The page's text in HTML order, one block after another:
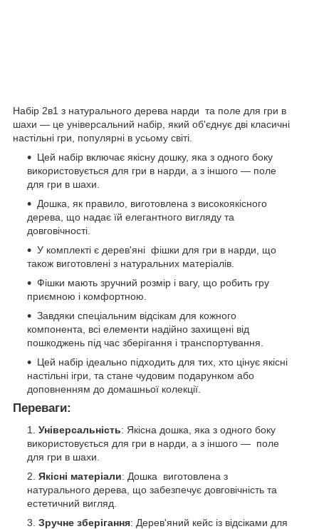
Набір 2в1 з натурального дерева нарди та поле для гри в
шахи — це універсальний набір, який об'єднує дві класичні
настільні гри, популярні в усьому світі.
Цей набір включає якісну дошку, яка з одного боку
використовується для гри в нарди, а з іншого — поле
для гри в шахи.
Дошка, як правило, виготовлена з високоякісного
дерева, що надає їй елегантного вигляду та
довговічності.
У комплекті є дерев'яні фішки для гри в нарди, що
також виготовлені з натуральних матеріалів.
Фішки мають зручний розмір і вагу, що робить гру
приємною і комфортною.
Завдяки спеціальним відсікам для кожного
компонента, всі елементи надійно захищені від
пошкоджень під час зберігання і транспортування.
Цей набір ідеально підходить для тих, хто цінує якісні
настільні ігри, та стане чудовим подарунком або
доповненням до домашньої колекції.
Переваги:
Універсальність: Якісна дошка, яка з одного боку
використовується для гри в нарди, а з іншого — поле
для гри в шахи.
Якісні матеріали: Дошка виготовлена з
натурального дерева, що забезпечує довговічність та
естетичний вигляд.
Зручне зберігання: Дерев'яний кейс із відсіками для